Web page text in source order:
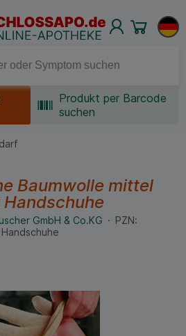
Produkt per Barcode
suchen
Baumwolle mittel
Handschuhe
GmbH & Co.KG
PZN:
Handschuhe